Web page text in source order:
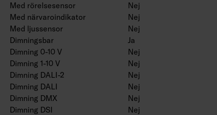
Med rörelsesensor
Nej
Med närvaroindikator
Nej
Med ljussensor
Nej
Dimningsbar
Ja
Dimning 0-10 V
Nej
Dimning 1-10 V
Nej
Dimning DALI-2
Nej
Dimning DALI
Nej
Dimning DMX
Nej
Dimning DSI
Nej